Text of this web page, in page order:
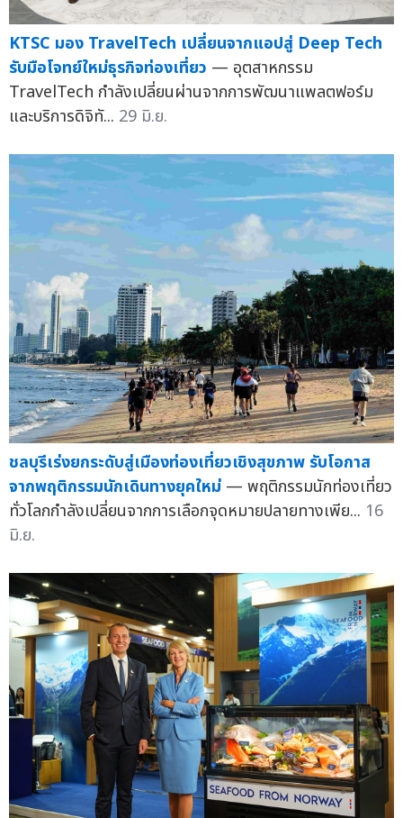
KTSC มอง TravelTech เปลี่ยนจากแอปสู่ Deep Tech
รับมือโจทย์ใหม่ธุรกิจท่องเที่ยว — อุตสาหกรรม
TravelTech กำลังเปลี่ยนผ่านจากการพัฒนาแพลตฟอร์ม
และบริการดิจิทั... 29 มิ.ย.
ชลบุรีเร่งยกระดับสู่เมืองท่องเที่ยวเชิงสุขภาพ รับโอกาส
จากพฤติกรรมนักเดินทางยุคใหม่ — พฤติกรรมนักท่องเที่ยว
ทั่วโลกกำลังเปลี่ยนจากการเลือกจุดหมายปลายทางเพีย... 16
มิ.ย.